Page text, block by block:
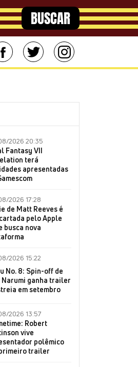
BUSCAR
2026 20:35
Fantasy VII
terá
apresentadas
2026 17:28
de Matt Reeves é
pelo Apple
busca nova
2026 15:22
No. 8: Spin-off de
Narumi ganha trailer
em setembro
2026 13:57
Robert
vive
polêmico
trailer